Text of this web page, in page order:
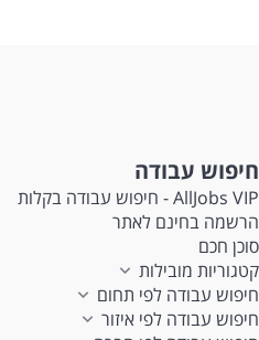
חיפוש עבודה
AllJobs VIP - חיפוש עבודה בקלות
הרשמה בחינם לאתר
סוכן חכם
קטגוריות מובילות
חיפוש עבודה לפי תחום
חיפוש עבודה לפי איזור